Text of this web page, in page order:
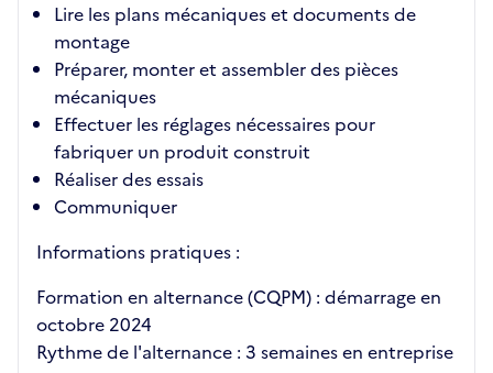
Lire les plans mécaniques et documents de
montage
Préparer, monter et assembler des pièces
mécaniques
Effectuer les réglages nécessaires pour
fabriquer un produit construit
Réaliser des essais
Communiquer
Informations pratiques :
Formation en alternance (CQPM) : démarrage en
octobre 2024
Rythme de l'alternance : 3 semaines en entreprise